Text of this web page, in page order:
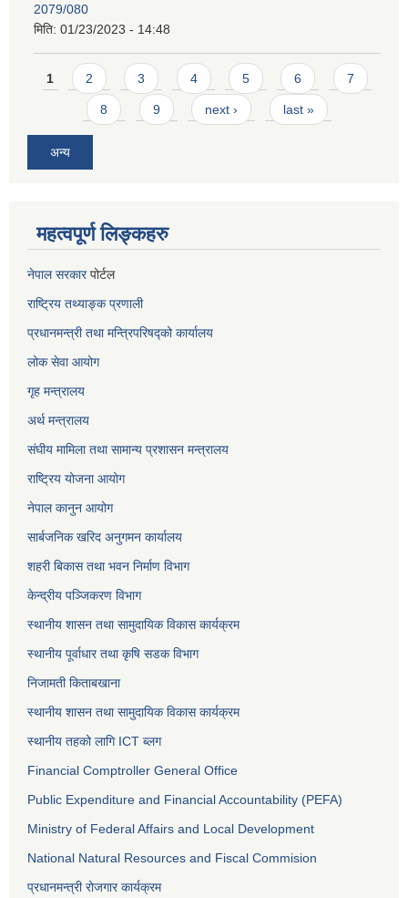
2079/080
मिति: 01/23/2023 - 14:48
Pages
1 2 3 4 5 6 7
8 9 next › last »
अन्य
महत्वपूर्ण लिङ्कहरु
नेपाल सरकारपोर्टल
राष्ट्रिय तथ्याङ्क प्रणाली
प्रधानमन्त्री तथा मन्त्रिपरिषद्को कार्यालय
लोक सेवाआयोग
गृह मन्त्रालय
अर्थ मन्त्रालय
संघीय मामिला तथा सामान्य प्रशासन मन्त्रालय
राष्ट्रिय योजना आयोग
नेपाल कानुन आयोग
सार्बजनिक खरिद अनुगमन कार्यालय
शहरी बिकास तथा भवन निर्माण विभाग
केन्द्रीय पञ्जिकरण विभाग
स्थानीय शासन तथा सामुदायिक विकास कार्यक्रम
स्थानीय पूर्वाधार तथा कृषि सडक विभाग
निजामती किताबखाना
स्थानीय शासन तथा सामुदायिक विकास कार्यक्रम
स्थानीय तहको लागि ICT ब्लग
Financial Comptroller General Office
Public Expenditure and Financial Accountability (PEFA)
Ministry of Federal Affairs and Local Development
National Natural Resources and Fiscal Commision
प्रधानमन्त्री रोजगार कार्यक्रम